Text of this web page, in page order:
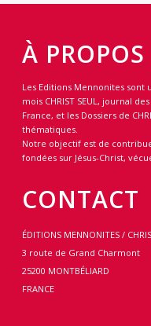
À PROPOS
Les Editions Mennonites
mois CHRIST SEUL, journal
France, et les Dossiers de
thématiques.
Notre objectif est de
fondées sur Jésus-Christ,
CONTACT
ÉDITIONS MENNONITES /
3 route de Grand Charmont
25200 MONTBÉLIARD
FRANCE